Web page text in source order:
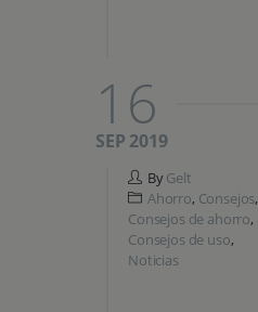
16
SEP 2019
ByGelt
Ahorro, Consejos,
Consejos de ahorro,
Consejos de uso,
Noticias